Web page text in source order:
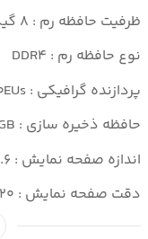
ظرفیت حافظه رم : ۸ گیگابایت
نوع حافظه رم : DDR۴
پردازنده گرافیکی : Intel Iris Xe G۷ ۸۰EUs
حافظه ذخیره سازی : ۵۱۲GB
اندازه صفحه نمایش : ۱۵.۶ اینچ
دقت صفحه نمایش : ۱۹۲۰×۱۰۸۰